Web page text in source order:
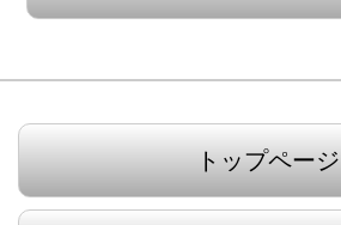
トップページ